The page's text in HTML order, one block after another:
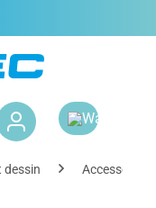
dessin Accessoires